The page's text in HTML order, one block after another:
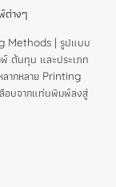
ต่างๆ
Methods | รูปแบบ
ต้นทุน และประเภท
ลากหลาย Printing
ลือบจากแท่นพิมพ์ลงสู่